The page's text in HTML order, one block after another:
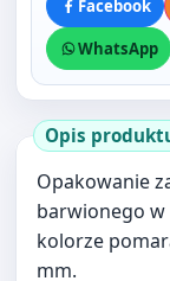
Opis produktu
Opakowanie
barwionego w
kolorze
mm.
Gramatura: